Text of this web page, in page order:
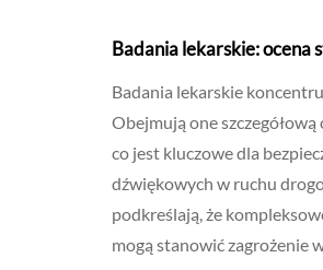
Badania lekarskie: ocena
Badania lekarskie
Obejmują one
co jest kluczowe dla
dźwiękowych w ruchu
podkreślają, że
mogą stanowić zagrożenie